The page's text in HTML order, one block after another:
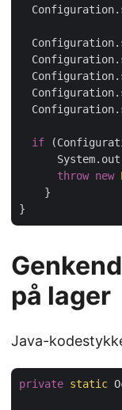
if
throw new
    }
på lager
Java-
private static